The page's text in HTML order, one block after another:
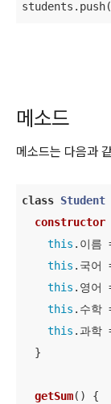
students.push(
메소드
메소드는 다음과
class Student
constructor
this .이름
this .국어
this .영어
this .수학
this .과학
  }
getSum( )
{